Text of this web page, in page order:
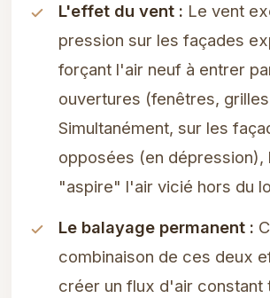
L'effet du vent : Le vent
pression sur les façades
forçant l'air neuf à entrer
ouvertures (fenêtres,
Simultanément, sur les
opposées (en dépression),
"aspire" l'air vicié hors du
Le balayage permanent :
combinaison de ces deux
créer un flux d'air constant